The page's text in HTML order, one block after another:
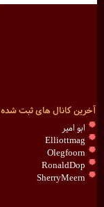
آخرین کانال های ثبت شده
ابو امیر
Elliottmag
Olegfoorn
RonaldDop
SherryMeern